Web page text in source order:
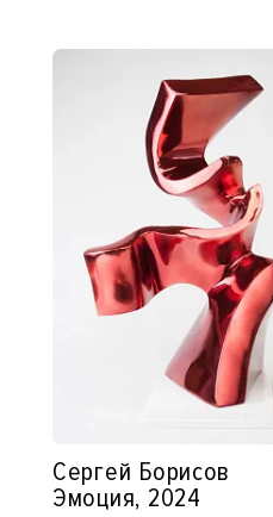
Сергей Борисов
Эмоция, 2024